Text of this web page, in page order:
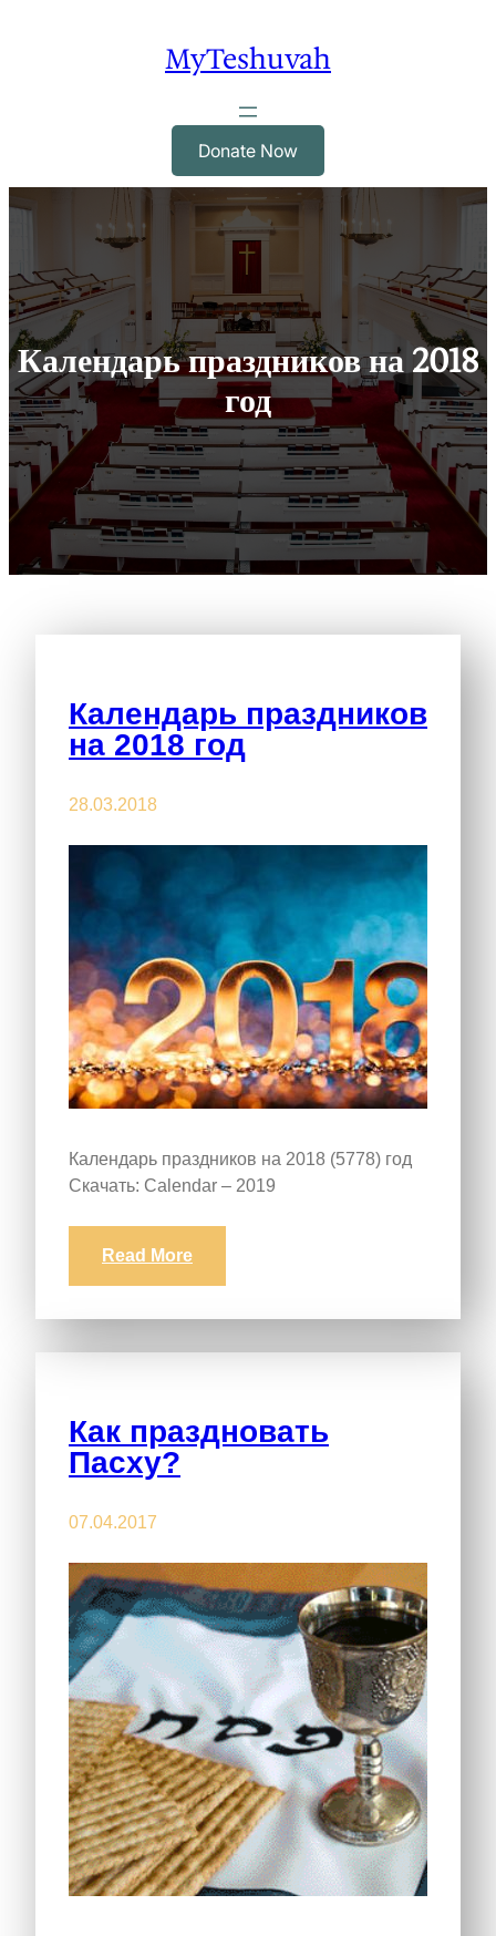
MyTeshuvah
Donate Now
Календарь праздников на 2018
год
Календарь праздников
на 2018 год
28.03.2018
Календарь праздников на 2018 (5778) год
Скачать: Calendar – 2019
Read More
Как праздновать
Пасху?
07.04.2017